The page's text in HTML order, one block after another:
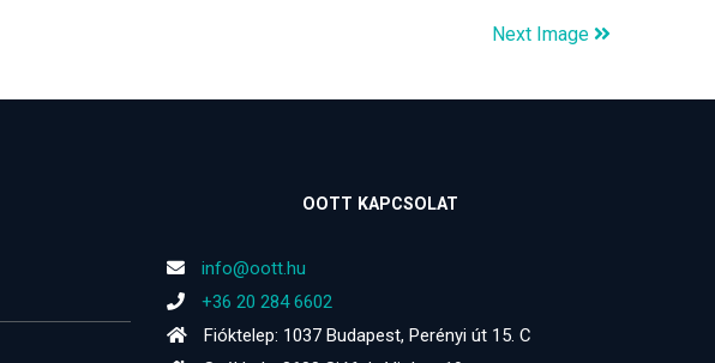
Next Image
OOTT KAPCSOLAT
info@oott.hu
+36 20 284 6602
Fióktelep: 1037 Budapest, Perényi út 15. C